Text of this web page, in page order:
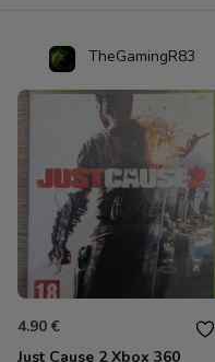
TheGamingR83
4.90 €
Just Cause 2 Xbox 360